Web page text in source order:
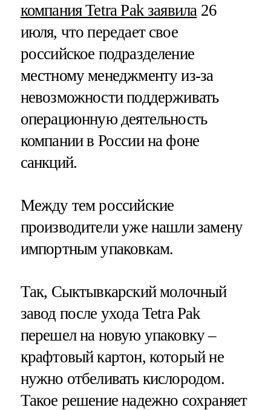
компания Tetra Pak заявила 26
июля, что передает свое
российское подразделение
местному менеджменту из-за
невозможности поддерживать
операционную деятельность
компании в России на фоне
санкций.
Между тем российские
производители уже нашли замену
импортным упаковкам.
Так, Сыктывкарский молочный
завод после ухода Tetra Pak
перешел на новую упаковку –
крафтовый картон, который не
нужно отбеливать кислородом.
Такое решение надежно сохраняет